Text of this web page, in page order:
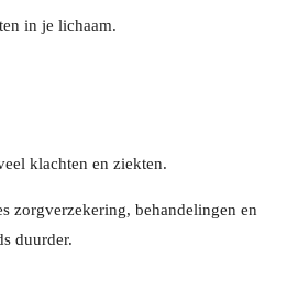
in je lichaam.
klachten en ziekten.
zorgverzekering, behandelingen en
duurder.